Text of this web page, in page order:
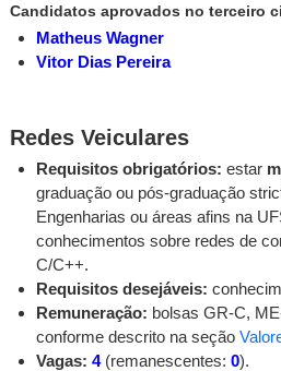
Candidatos aprovados no terceiro
Matheus Wagner
Vitor Dias Pereira
Redes Veiculares
Requisitos obrigatórios: estar
graduação ou pós-graduação
Engenharias ou áreas afins na
conhecimentos sobre redes de
C/C++.
Requisitos desejáveis:
Remuneração: bolsas GR-C,
conforme descrito na seção
Vagas: 4(remanescentes: 0).